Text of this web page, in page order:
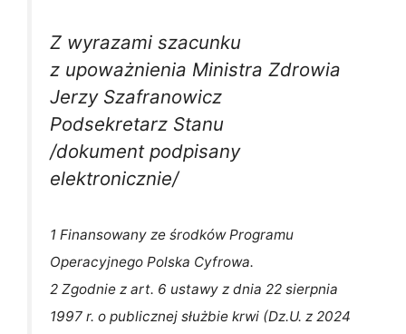
Z wyrazami szacunku
z upoważnienia Ministra Zdrowia
Jerzy Szafranowicz
Podsekretarz Stanu
/dokument podpisany
elektronicznie/
1 Finansowany ze środków Programu
Operacyjnego Polska Cyfrowa.
2 Zgodnie z art. 6 ustawy z dnia 22 sierpnia
1997 r. o publicznej służbie krwi (Dz.U. z 2024